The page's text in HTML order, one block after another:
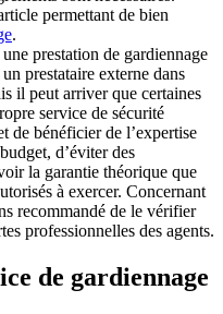
permettant de bien
.
prestation de gardiennage
prestataire externe dans
il peut arriver que certaines
service de sécurité
de bénéficier de l’expertise
d’éviter des
la garantie théorique que
à exercer. Concernant
recommandé de le vérifier
professionnelles des agents.
de gardiennage